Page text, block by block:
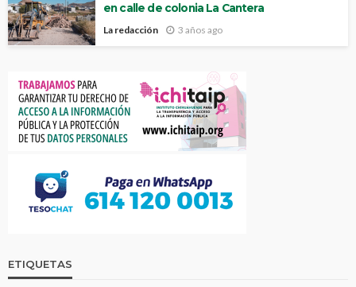
en calle de colonia La Cantera
La redacción 3 años ago
ETIQUETAS